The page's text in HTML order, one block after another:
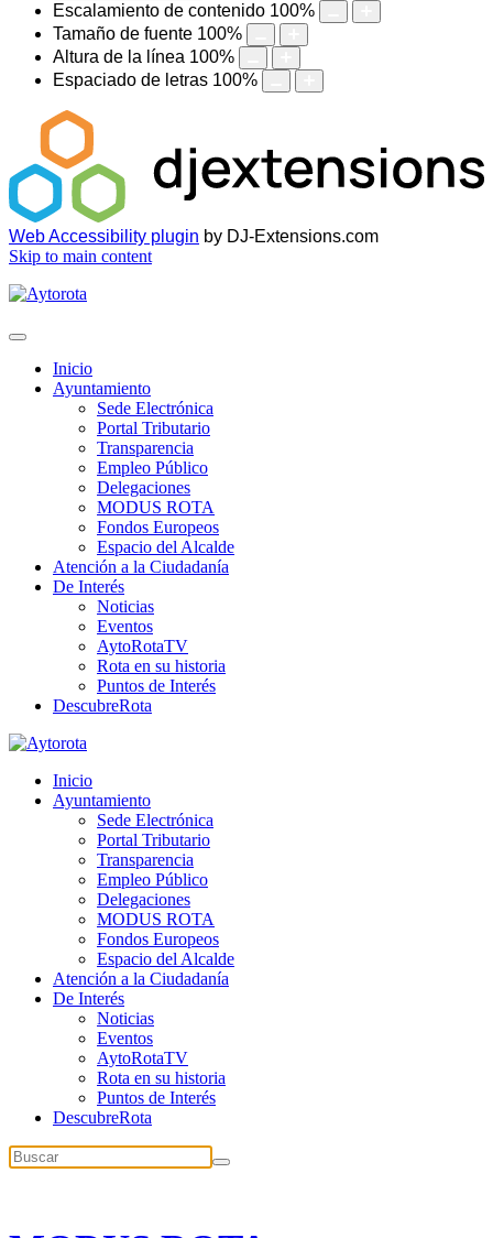
Escalamiento de contenido 100%
Tamaño de fuente 100%
Altura de la línea 100%
Espaciado de letras 100%
Web Accessibility plugin by DJ-Extensions.com
Skip to main content
Inicio
Ayuntamiento
Sede Electrónica
Portal Tributario
Transparencia
Empleo Público
Delegaciones
MODUS ROTA
Fondos Europeos
Espacio del Alcalde
Atención a la Ciudadanía
De Interés
Noticias
Eventos
AytoRotaTV
Rota en su historia
Puntos de Interés
DescubreRota
Inicio
Ayuntamiento
Sede Electrónica
Portal Tributario
Transparencia
Empleo Público
Delegaciones
MODUS ROTA
Fondos Europeos
Espacio del Alcalde
Atención a la Ciudadanía
De Interés
Noticias
Eventos
AytoRotaTV
Rota en su historia
Puntos de Interés
DescubreRota